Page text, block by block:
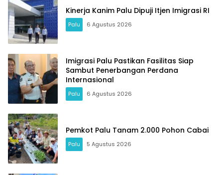
Kinerja Kanim Palu Dipuji Itjen Imigrasi RI
Palu 6 Agustus 2026
Imigrasi Palu Pastikan Fasilitas Siap
Sambut Penerbangan Perdana
Internasional
Palu 6 Agustus 2026
Pemkot Palu Tanam 2.000 Pohon Cabai
Palu 5 Agustus 2026